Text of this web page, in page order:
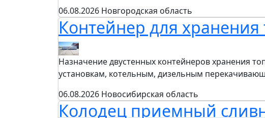
06.08.2026 Новгородская область
Контейнер для хранения
Назначение двустенных контейнеров хранения
установкам, котельным, дизельным
06.08.2026 Новосибирская область
Колодец приемный